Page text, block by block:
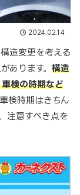
2024.02.14
造変更を考える
あります。 構造
検の時期など
検時期はきちん
注意すべき点を